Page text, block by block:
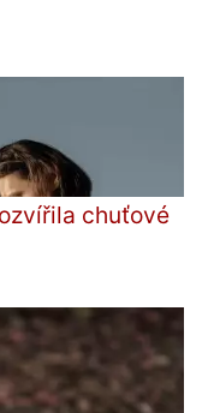
chuťové